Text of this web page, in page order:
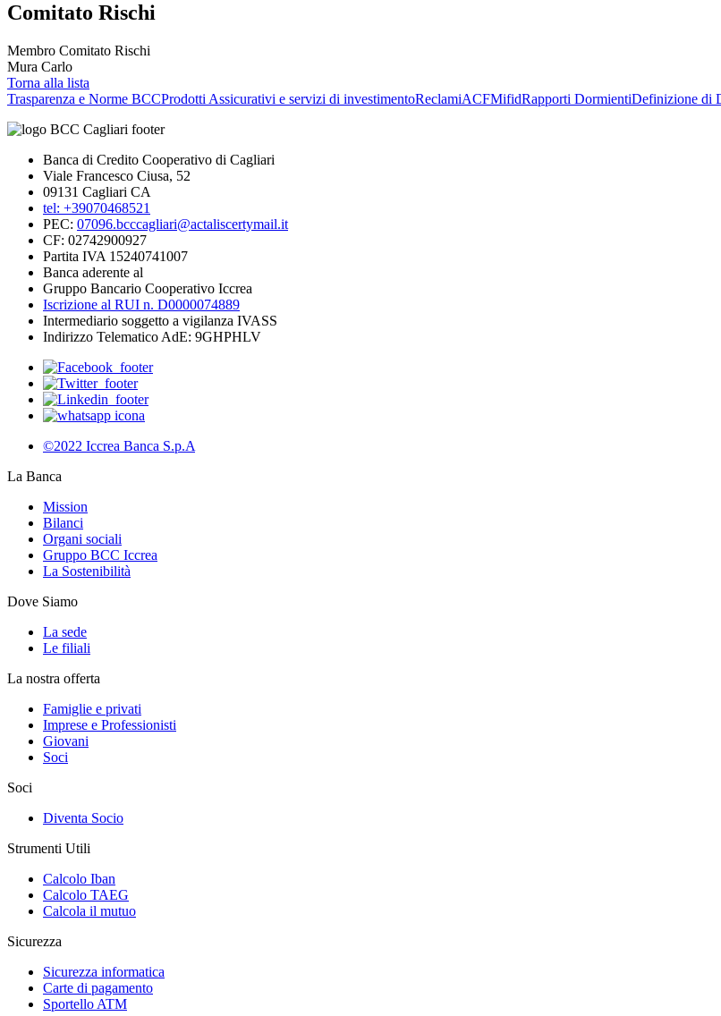
Comitato Rischi
Membro Comitato Rischi
Mura Carlo
Torna alla lista
Trasparenza e Norme BCCProdotti Assicurativi e servizi di investimentoReclamiACFMifidRapporti DormientiDefinizione di
Banca di Credito Cooperativo di Cagliari
Viale Francesco Ciusa, 52
09131 Cagliari CA
tel: +39070468521
PEC: 07096.bcccagliari@actaliscertymail.it
CF: 02742900927
Partita IVA 15240741007
Banca aderente al
Gruppo Bancario Cooperativo Iccrea
Iscrizione al RUI n. D0000074889
Intermediario soggetto a vigilanza IVASS
Indirizzo Telematico AdE: 9GHPHLV
©2022 Iccrea Banca S.p.A
La Banca
Mission
Bilanci
Organi sociali
Gruppo BCC Iccrea
La Sostenibilità
Dove Siamo
La sede
Le filiali
La nostra offerta
Famiglie e privati
Imprese e Professionisti
Giovani
Soci
Soci
Diventa Socio
Strumenti Utili
Calcolo Iban
Calcolo TAEG
Calcola il mutuo
Sicurezza
Sicurezza informatica
Carte di pagamento
Sportello ATM